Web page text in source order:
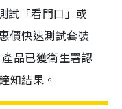
試「看門口」或
價快速測試套裝
品已獲衛生署認
知結果。